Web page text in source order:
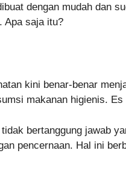
dengan mudah dan
Apa saja itu?
kini benar-benar
makanan higienis.
bertanggung jawab
pencernaan. Hal ini